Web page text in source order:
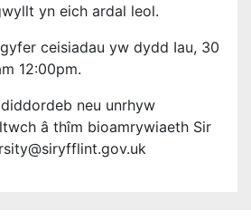
yn eich ardal leol.
ceisiadau yw dydd Iau, 30
12:00pm.
neu unrhyw
â thîm bioamrywiaeth Sir